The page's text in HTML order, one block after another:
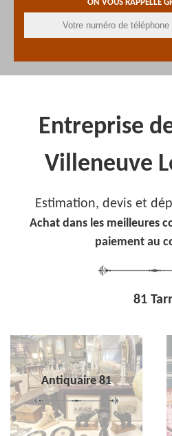
ON VOUS RAPPELLE
Entreprise
Villeneuve
Estimation, devis et
Achat dans les meilleures
paiement au
81
Antiquaire 81